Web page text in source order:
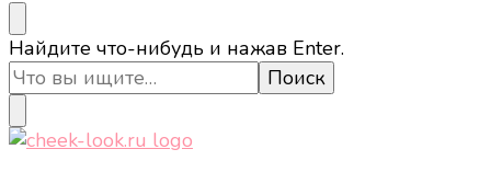
cheek-look.ru
Женский сайт о звездах и кино, а также трендах,
здоровом образе жизни, спорте, стиле, отдыхе и
еде.
Ищите
что-
то?
Найдите что-нибудь и нажав Enter.